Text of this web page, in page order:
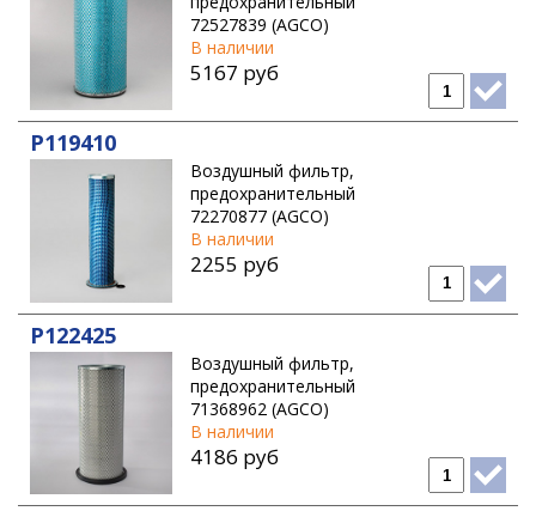
WAGNER
72527839 (AGCO)
В наличии
5167 руб
P119410
Воздушный фильтр,
предохранительный
72270877 (AGCO)
В наличии
2255 руб
P122425
Воздушный фильтр,
предохранительный
71368962 (AGCO)
В наличии
4186 руб